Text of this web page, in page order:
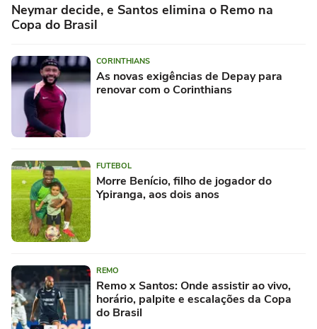
Neymar decide, e Santos elimina o Remo na
Copa do Brasil
CORINTHIANS
As novas exigências de Depay para
renovar com o Corinthians
FUTEBOL
Morre Benício, filho de jogador do
Ypiranga, aos dois anos
REMO
Remo x Santos: Onde assistir ao vivo,
horário, palpite e escalações da Copa
do Brasil